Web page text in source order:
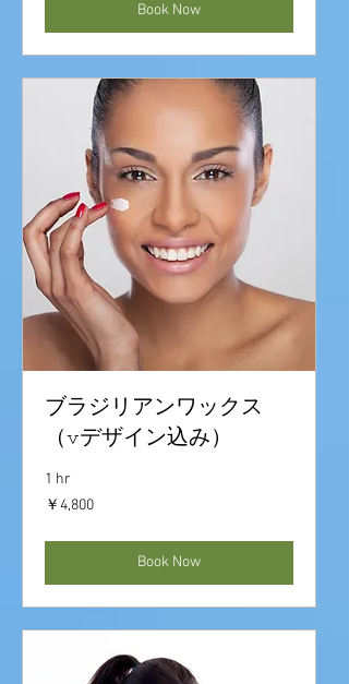
Book Now
ブラジリアンワックス
（vデザイン込み）
1 hr
4,800
円
￥4,800
Book Now